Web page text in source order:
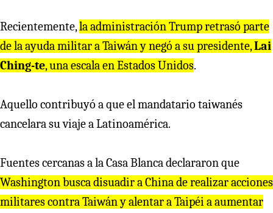
Recientemente,la administración Trump retrasó parte
de la ayuda militar a Taiwán y negó a su presidente,Lai
Ching-te, una escala en Estados Unidos.
Aquello contribuyó a que el mandatario taiwanés
cancelara su viaje a Latinoamérica.
Fuentes cercanas a la Casa Blanca declararon que
Washington busca disuadir a China de realizar acciones
militares contra Taiwán y alentar a Taipéi a aumentar